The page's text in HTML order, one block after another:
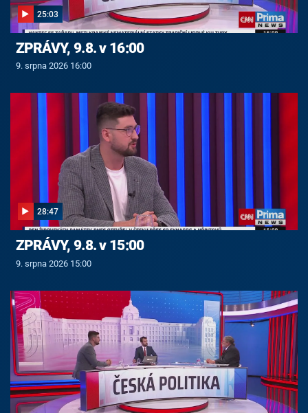
25:03
ZPRÁVY, 9.8. v 16:00
9. srpna 2026 16:00
28:47
ZPRÁVY, 9.8. v 15:00
9. srpna 2026 15:00